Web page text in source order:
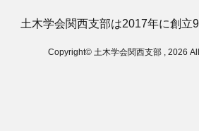
土木学会関西支部は2017年に創立
Copyright© 土木学会関西支部 , 2026